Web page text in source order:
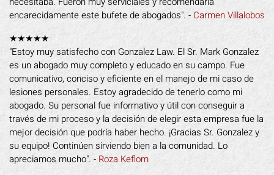
encarecidamente este bufete de abogados". - Carmen Villalobos
★★★★★
"Estoy muy satisfecho con Gonzalez Law. El Sr. Mark Gonzalez
es un abogado muy completo y educado en su campo. Fue
comunicativo, conciso y eficiente en el manejo de mi caso de
lesiones personales. Estoy agradecido de tenerlo como mi
abogado. Su personal fue informativo y útil con conseguir a
través de mi proceso y la decisión de elegir esta empresa fue la
mejor decisión que podría haber hecho. ¡Gracias Sr. Gonzalez y
su equipo! Continúen sirviendo bien a la comunidad. Lo
apreciamos mucho". - Roza Keflom